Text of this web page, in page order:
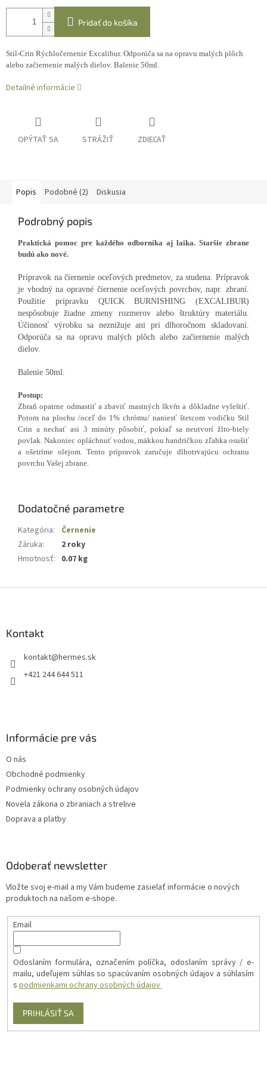
Pridať do košíka
Stil-Crin Rýchločernenie Excalibur. Odporúča sa na opravu malých plôch
alebo začiernenie malých dielov. Balenie 50ml.
Detailné informácie
OPÝTAŤ SA STRÁŽIŤ ZDIEĽAŤ
Popis Podobné (2) Diskusia
Podrobný popis
Praktická pomoc pre každého odborníka aj laika. Staršie zbrane
budú ako nové.
Prípravok na čiernenie oceľových predmetov, za studena. Prípravok
je vhodný na opravné čiernenie oceľových povrchov, napr. zbraní.
Použitie prípravku QUICK BURNISHING (EXCALIBUR)
nespôsobuje žiadne zmeny rozmerov alebo štruktúry materiálu.
Účinnosť výrobku sa neznižuje ani pri dlhoročnom skladovaní.
Odporúča sa na opravu malých plôch alebo začiernenie malých
dielov.
Balenie 50ml.
Postup:
Zbraň opatrne odmastiť a zbaviť mastných škvŕn a dôkladne vyleštiť.
Potom na plochu /oceľ do 1% chrómu/ naniesť štetcom vodičku Stil
Crin a nechať asi 3 minúty pôsobiť, pokiaľ sa neutvorí žlto-biely
povlak. Nakoniec opláchnuť vodou, mäkkou handričkou zľahka osušiť
a ošetríme olejom. Tento prípravok zaručuje dlhotrvajúcu ochranu
povrchu Vašej zbrane.
Dodatočné parametre
Kategória:
Černenie
Záruka:
2 roky
Hmotnosť: 0.07 kg
Kontakt
kontakt@hermes.sk
+421 244 644 511
Informácie pre vás
O nás
Obchodné podmienky
Podmienky ochrany osobných údajov
Novela zákona o zbraniach a strelive
Doprava a platby
Odoberať newsletter
Vložte svoj e-mail a my Vám budeme zasielať informácie o nových
produktoch na našom e-shope.
Email
Odoslaním formulára, označením políčka, odoslaním správy / e-
mailu, udeľujem súhlas so spacúvaním osobných údajov a súhlasím
s podmienkami ochrany osobných údajov
PRIHLÁSIŤ SA